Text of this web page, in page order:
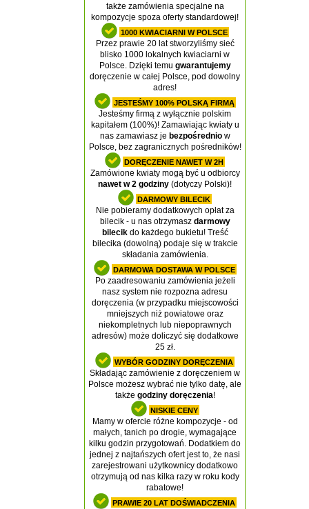
także zamówienia specjalne na
kompozycje spoza oferty standardowej!
1000 KWIACIARNI W POLSCE
Przez prawie 20 lat stworzyliśmy sieć
blisko 1000 lokalnych kwiaciarni w
Polsce. Dzięki temu gwarantujemy
doręczenie w całej Polsce, pod dowolny
adres!
JESTEŚMY 100% POLSKĄ FIRMĄ
Jesteśmy firmą z wyłącznie polskim
kapitałem (100%)! Zamawiając kwiaty u
nas zamawiasz je bezpośredniow
Polsce, bez zagranicznych pośredników!
DORĘCZENIE NAWET W 2H
Zamówione kwiaty mogą być u odbiorcy
nawet w 2 godziny (dotyczy Polski)!
DARMOWY BILECIK
Nie pobieramy dodatkowych opłat za
bilecik - u nas otrzymasz darmowy
bilecikdo każdego bukietu! Treść
bilecika (dowolną) podaje się w trakcie
składania zamówienia.
DARMOWA DOSTAWA W POLSCE
Po zaadresowaniu zamówienia jeżeli
nasz system nie rozpozna adresu
doręczenia (w przypadku miejscowości
mniejszych niż powiatowe oraz
niekompletnych lub niepoprawnych
adresów) może doliczyć się dodatkowe
25 zł.
WYBÓR GODZINY DORĘCZENIA
Składając zamówienie z doręczeniem w
Polsce możesz wybrać nie tylko datę, ale
także godziny doręczenia!
NISKIE CENY
Mamy w ofercie różne kompozycje - od
małych, tanich po drogie, wymagające
kilku godzin przygotowań. Dodatkiem do
jednej z najtańszych ofert jest to, że nasi
zarejestrowani użytkownicy dodatkowo
otrzymują od nas kilka razy w roku kody
rabatowe!
PRAWIE 20 LAT DOŚWIADCZENIA